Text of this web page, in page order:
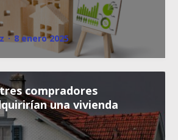
· 8 enero 2025
compradores
una vivienda